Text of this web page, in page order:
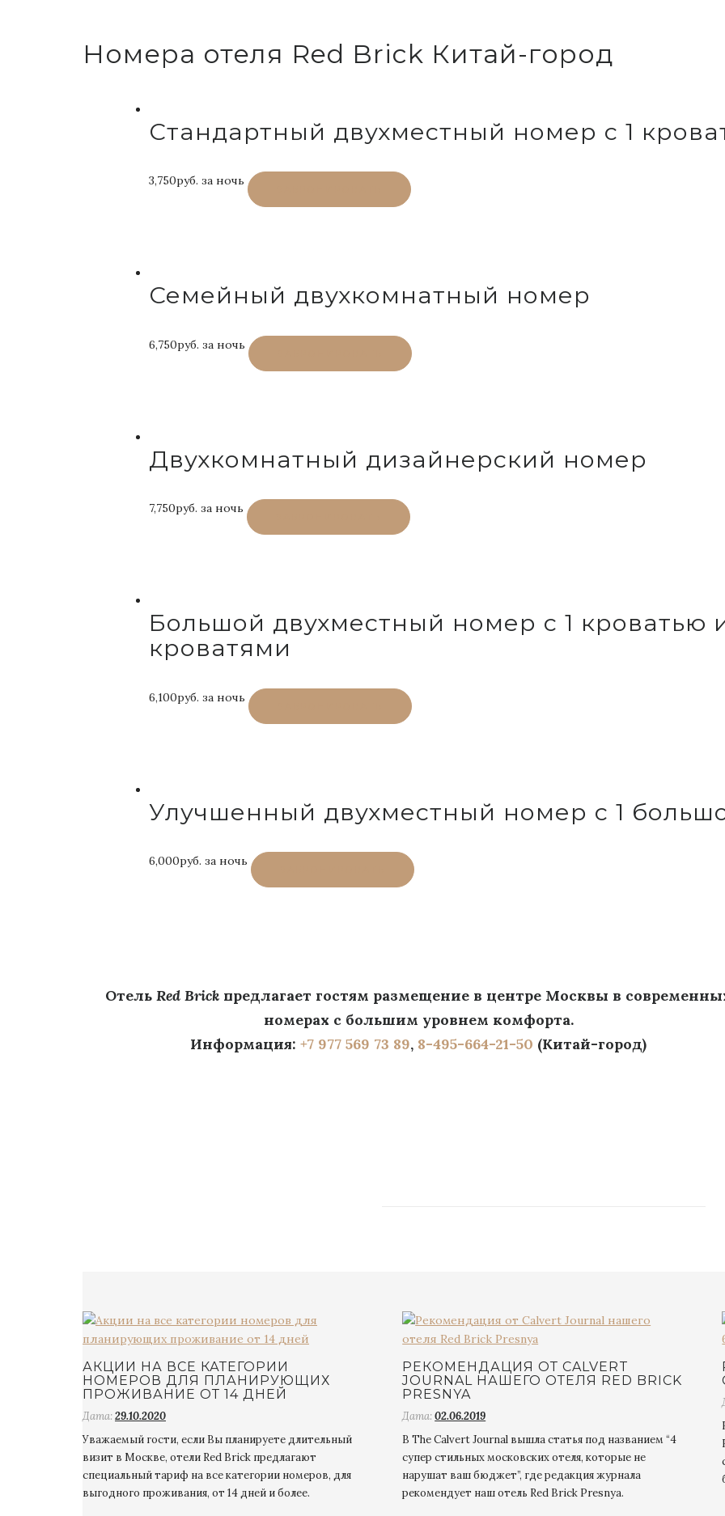
Номера отеля Red Brick Китай-город
Стандартный двухместный номер с 1
3,750руб. за ночь
Семейный двухкомнатный номер
6,750руб. за ночь
Двухкомнатный дизайнерский номер
7,750руб. за ночь
Большой двухместный номер c 1 кроватью
кроватями
6,100руб. за ночь
Улучшенный двухместный номер с 1
6,000руб. за ночь
Отель Red Brick предлагает гостям размещение в центре Москвы в
номерах с большим уровнем комфорта.
Информация: +7 977 569 73 89, 8-495-664-21-50 (Китай-город)
АКЦИИ НА ВСЕ КАТЕГОРИИ
НОМЕРОВ ДЛЯ ПЛАНИРУЮЩИХ
ПРОЖИВАНИЕ ОТ 14 ДНЕЙ
Дата:29.10.2020
Уважаемый гости, если Вы планируете длительный
визит в Москве, отели Red Brick предлагают
специальный тариф на все категории номеров, для
выгодного проживания, от 14 дней и более.
РЕКОМЕНДАЦИЯ ОТ СALVERT
JOURNAL НАШЕГО ОТЕЛЯ RED BRICK
PRESNYA
Дата:02.06.2019
В The Calvert Journal вышла статья под названием “4
супер стильных московских отеля, которые не
нарушат ваш бюджет”, где редакция журнала
рекомендует наш отель Red Brick Presnya.